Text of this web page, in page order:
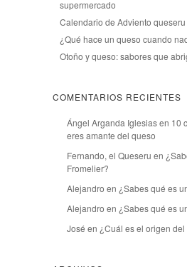
supermercado
Calendario de Adviento queseru
¿Qué hace un queso cuando
Otoño y queso: sabores que
COMENTARIOS RECIENTES
Ángel Arganda Iglesiasen 10
eres amante del queso
Fernando, el Queseru en
Fromelier?
Alejandro en ¿Sabes qué es
Alejandro en ¿Sabes qué es
José en ¿Cuál es el origen del